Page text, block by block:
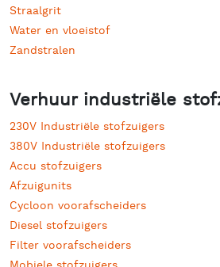
Straalgrit
Water en vloeistof
Zandstralen
Verhuur industriële
230V Industriële stofzuigers
380V Industriële stofzuigers
Accu stofzuigers
Afzuigunits
Cycloon voorafscheiders
Diesel stofzuigers
Filter voorafscheiders